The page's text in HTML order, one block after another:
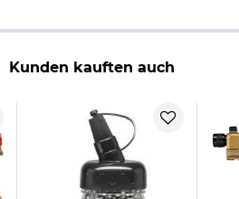
Kunden kauften auch